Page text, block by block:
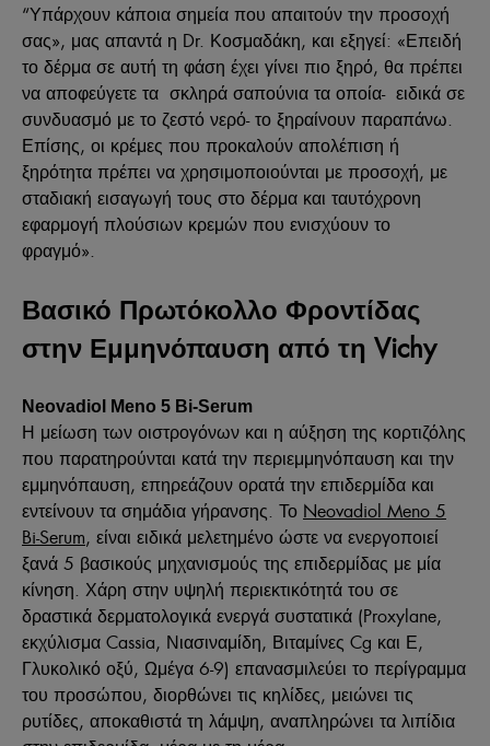
“Υπάρχουν κάποια σημεία που απαιτούν την προσοχή
σας», μας απαντά η Dr. Κοσμαδάκη, και εξηγεί: «Επειδή
το δέρμα σε αυτή τη φάση έχει γίνει πιο ξηρό, θα πρέπει
να αποφεύγετε τα σκληρά σαπούνια τα οποία- ειδικά σε
συνδυασμό με το ζεστό νερό- το ξηραίνουν παραπάνω.
Επίσης, οι κρέμες που προκαλούν απολέπιση ή
ξηρότητα πρέπει να χρησιμοποιούνται με προσοχή, με
σταδιακή εισαγωγή τους στο δέρμα και ταυτόχρονη
εφαρμογή πλούσιων κρεμών που ενισχύουν το
φραγμό».
Βασικό Πρωτόκολλο Φροντίδας
στην Εμμηνόπαυση από τη Vichy
Neovadiol Meno 5 Bi-Serum
Η μείωση των οιστρογόνων και η αύξηση της κορτιζόλης
που παρατηρούνται κατά την περιεμμηνόπαυση και την
εμμηνόπαυση, επηρεάζουν ορατά την επιδερμίδα και
εντείνουν τα σημάδια γήρανσης. Το Neovadiol Meno 5
Bi-Serum, είναι ειδικά μελετημένο ώστε να ενεργοποιεί
ξανά 5 βασικούς μηχανισμούς της επιδερμίδας με μία
κίνηση. Χάρη στην υψηλή περιεκτικότητά του σε
δραστικά δερματολογικά ενεργά συστατικά (Proxylane,
εκχύλισμα Cassia, Νιασιναμίδη, Βιταμίνες Cg και Ε,
Γλυκολικό οξύ, Ωμέγα 6-9) επανασμιλεύει το περίγραμμα
του προσώπου, διορθώνει τις κηλίδες, μειώνει τις
ρυτίδες, αποκαθιστά τη λάμψη, αναπληρώνει τα λιπίδια